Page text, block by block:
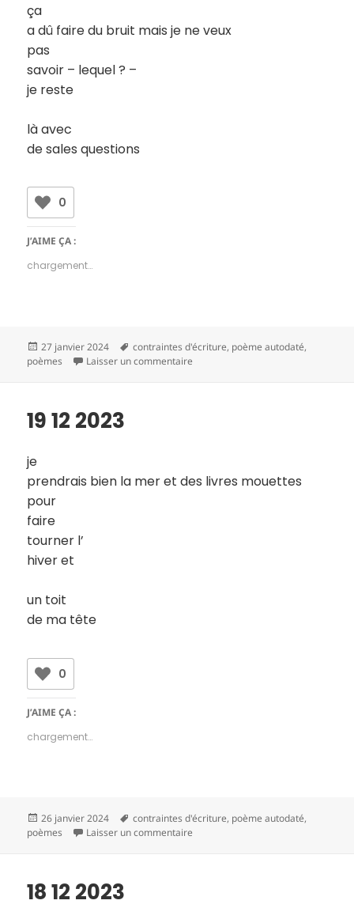
ça
a dû faire du bruit mais je ne veux
pas
savoir – lequel ? –
je reste
là avec
de sales questions
0
J’AIME ÇA :
chargement…
Publié
le
27 janvier 2024
Mots-
clés
contraintes d'écriture, poème autodaté,
poèmes
Laisser un commentaire
19 12 2023
je
prendrais bien la mer et des livres mouettes
pour
faire
tourner l’
hiver et
un toit
de ma tête
0
J’AIME ÇA :
chargement…
Publié
le
26 janvier 2024
Mots-
clés
contraintes d'écriture, poème autodaté,
poèmes
Laisser un commentaire
18 12 2023